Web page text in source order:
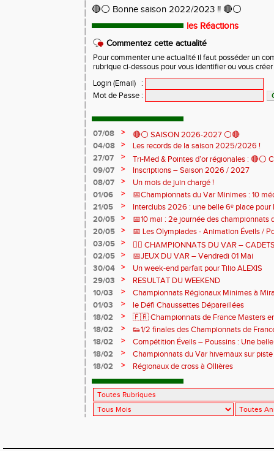
🔴⚪ Bonne saison 2022/2023 !! 🔴⚪
les Réactions
Commentez cette actualité
Pour commenter une actualité il faut posséder un
rubrique ci-dessous pour vous identifier ou vous
Login (Email)
:
Mot de Passe :
07/08 >
🔴⚪ SAISON 2026-2027 ⚪🔴
04/08
>
Les records de la saison 2025/2026 !
27/07
>
Tri-Med & Pointes d’or régionales : 🔴⚪
sur piste de nos jeunes de l'AJS ! 🏃‍♀️🏃‍♂️
09/07 >
Inscriptions – Saison 2026 / 2027
08/07
>
Un mois de juin chargé !
01/06
>
📅Championnats du Var Minimes : 10
relais pour nos jeunes !
21/05 >
Interclubs 2026 : une belle 6ᵉ place pour
20/05
>
📅10 mai : 2e journée des championnats
20/05
>
📅 Les Olympiades - Animation Éveils /
mai
03/05 >
🏃‍♀️ CHAMPIONNATS DU VAR –
02/05
>
📅JEUX DU VAR – Vendredi 01 Mai
30/04
>
Un week-end parfait pour Tilio ALEXIS
29/03
>
RESULTAT DU WEEKEND
10/03
>
Championnats Régionaux Minimes à
01/03
>
le Défi Chaussettes Dépareillées
18/02
>
🇫🇷 Championnats de France Masters
bronze
18/02 >
👟1/2 finales des Championnats de
de cross
18/02 >
Compétition Éveils – Poussins : Une
18/02
>
Championnats du Var hivernaux sur
18/02
> Régionaux de cross à Ollières